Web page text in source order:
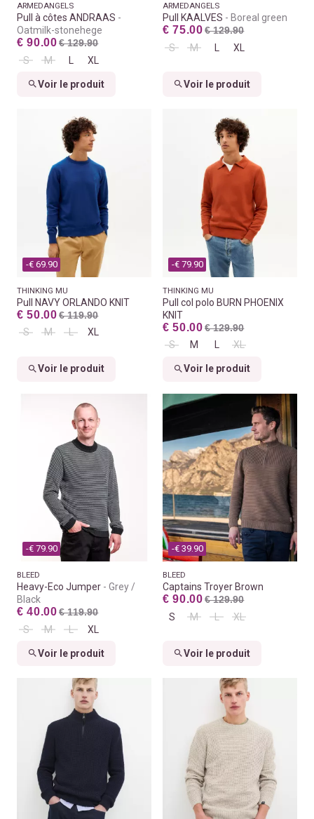
ARMEDANGELS
Pull à côtes ANDRAAS
Oatmilk-stonehege
€ 90.00 € 129.90
S
M XL
Voir le produit
ARMEDANGELS
Pull KAALVES Boreal green
€ 75.00 € 129.90
S
M XL
Voir le produit
-€ 69.90
THINKING MU
Pull NAVY ORLANDO KNIT
€ 50.00 € 119.90
S
M L XL
Voir le produit
-€ 79.90
THINKING MU
Pull col polo BURN PHOENIX
KNIT
€ 50.00 € 129.90
S
M L XL
Voir le produit
-€ 79.90
BLEED
Heavy-Eco Jumper
Grey /
Black
€ 40.00 € 119.90
S
M L XL
Voir le produit
-€ 39.90
BLEED
Captains Troyer Brown
€ 90.00 € 129.90
S
M L XL
Voir le produit